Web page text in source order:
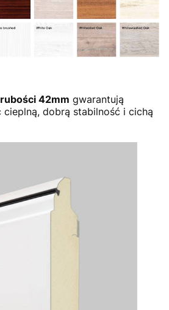
42mm gwarantują
dobrą stabilność i cichą